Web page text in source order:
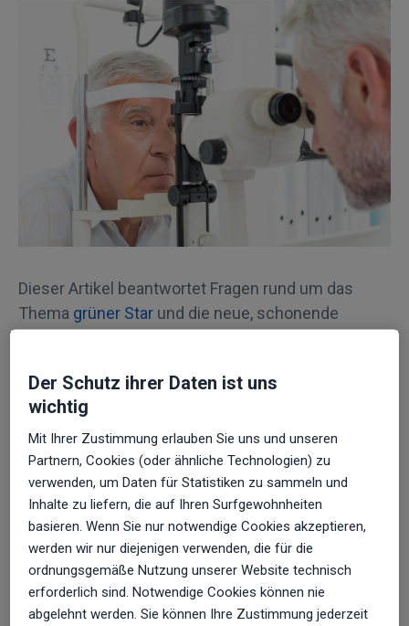
Dieser Artikel beantwortet Fragen rund um das
Thema grüner Star und die neue, schonende
Wie äußert sich der Grüne
Star?
Beim grünen Star (Glaukom) kommt es zu einer
fortschreitenden Schädigung des Sehnervs, die
unerkannt sogar bis zur Erblindung führen kann. Zu
dieser Beeinträchtigung kommt es durch eine
Zirkulationsstörung des Kammerwassers des
Auges - es kommt zu einem Druckanstieg im Auge
Der Schutz ihrer Daten ist uns
wichtig
Mit Ihrer Zustimmung erlauben Sie uns und unseren
Partnern, Cookies (oder ähnliche Technologien) zu
verwenden, um Daten für Statistiken zu sammeln und
Inhalte zu liefern, die auf Ihren Surfgewohnheiten
basieren. Wenn Sie nur notwendige Cookies akzeptieren,
werden wir nur diejenigen verwenden, die für die
ordnungsgemäße Nutzung unserer Website technisch
erforderlich sind. Notwendige Cookies können nie
abgelehnt werden. Sie können Ihre Zustimmung jederzeit